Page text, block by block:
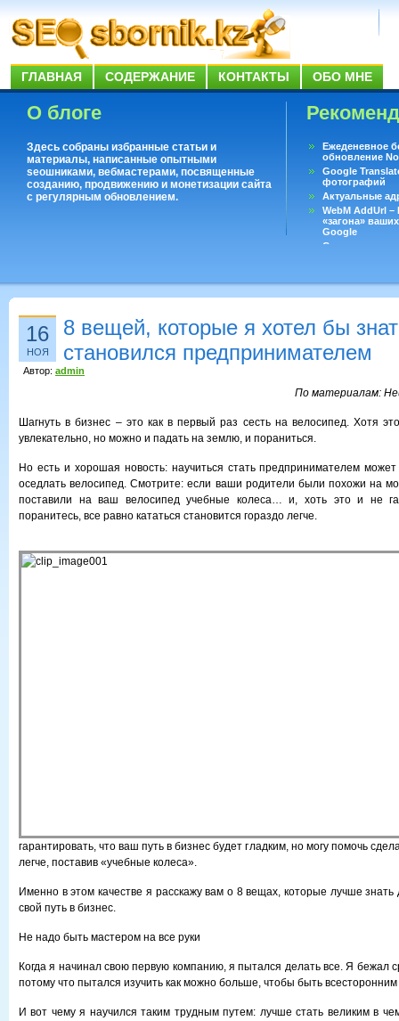
ГЛАВНАЯ СОДЕРЖАНИЕ КОНТАКТЫ ОБО МНЕ
О блоге
Здесь собраны избранные статьи и
материалы, написанные опытными
seoшниками, вебмастерами, посвященные
созданию, продвижению и монетизации сайта
с регулярным обновлением.
Ежеденевное
обновление
Google
фотографий
Актуальные
WebM AddUrl
«загона»
Google
Существует
16
НОЯ
8 вещей, которые я хотел бы
становился предпринимателем
Автор: admin
По материалам:
Шагнуть в бизнес – это как в первый раз сесть на велосипед. Хотя
увлекательно, но можно и падать на землю, и пораниться.
Но есть и хорошая новость: научиться стать предпринимателем может
оседлать велосипед. Смотрите: если ваши родители были похожи на
поставили на ваш велосипед учебные колеса… и, хоть это и не
поранитесь, все равно кататься становится гораздо легче.
гарантировать, что ваш путь в бизнес будет гладким, но могу помочь
легче, поставив «учебные колеса».
Именно в этом качестве я расскажу вам о 8 вещах, которые лучше знать
свой путь в бизнес.
Не надо быть мастером на все руки
Когда я начинал свою первую компанию, я пытался делать все. Я бежал
потому что пытался изучить как можно больше, чтобы быть
И вот чему я научился таким трудным путем: лучше стать великим в